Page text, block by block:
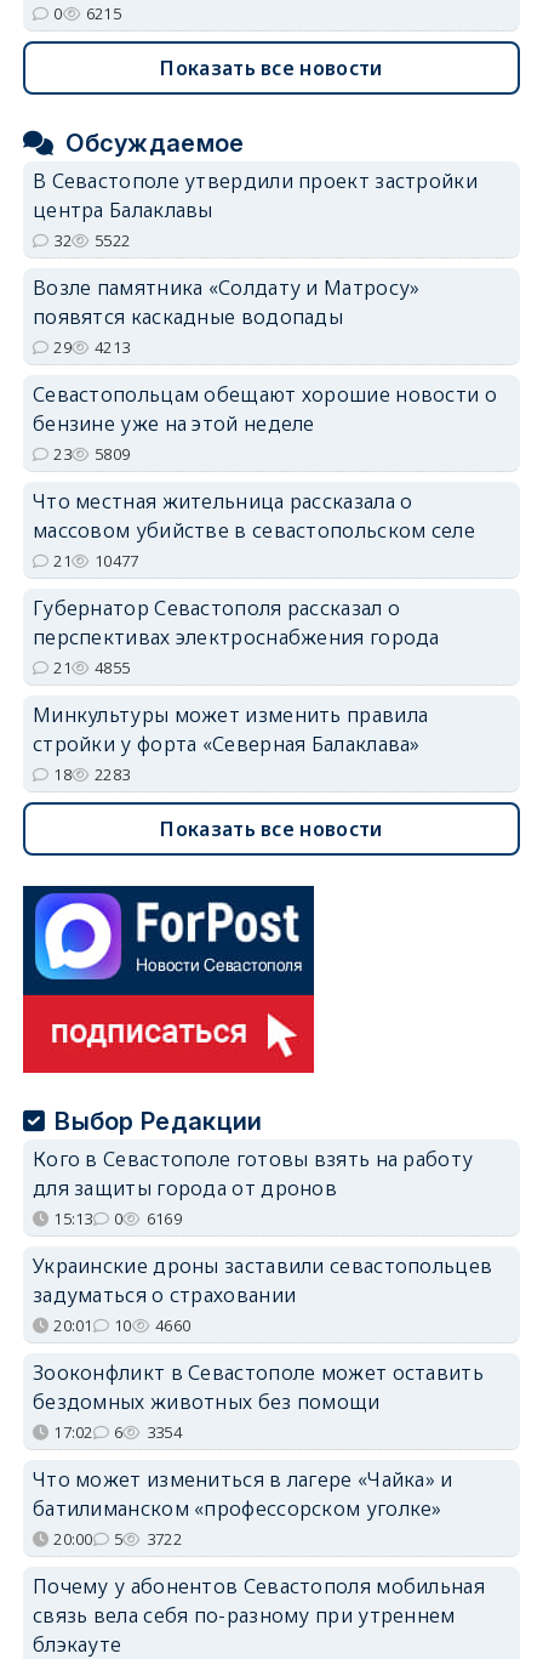
0 6215
Показать все новости
Обсуждаемое
В Севастополе утвердили проект застройки
центра Балаклавы
32 5522
Возле памятника «Солдату и Матросу»
появятся каскадные водопады
29 4213
Севастопольцам обещают хорошие новости о
бензине уже на этой неделе
23 5809
Что местная жительница рассказала о
массовом убийстве в севастопольском селе
21 10477
Губернатор Севастополя рассказал о
перспективах электроснабжения города
21 4855
Минкультуры может изменить правила
стройки у форта «Северная Балаклава»
18 2283
Показать все новости
Выбор Редакции
Кого в Севастополе готовы взять на работу
для защиты города от дронов
15:13 0 6169
Украинские дроны заставили севастопольцев
задуматься о страховании
20:01 10 4660
Зооконфликт в Севастополе может оставить
бездомных животных без помощи
17:02 6 3354
Что может измениться в лагере «Чайка» и
батилиманском «профессорском уголке»
20:00 5 3722
Почему у абонентов Севастополя мобильная
связь вела себя по-разному при утреннем
блэкауте